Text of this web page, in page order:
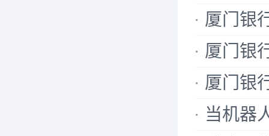
厦门银
厦门银
厦门银
当机器